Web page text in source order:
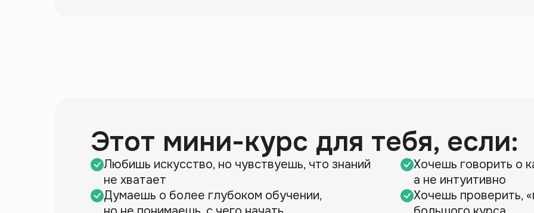
Этот мини-курс для тебя, если:
Любишь искусство, но чувствуешь, что знаний
не хватает
Хочешь говорить о
а не интуитивно
Думаешь о более глубоком обучении,
Хочешь проверить,